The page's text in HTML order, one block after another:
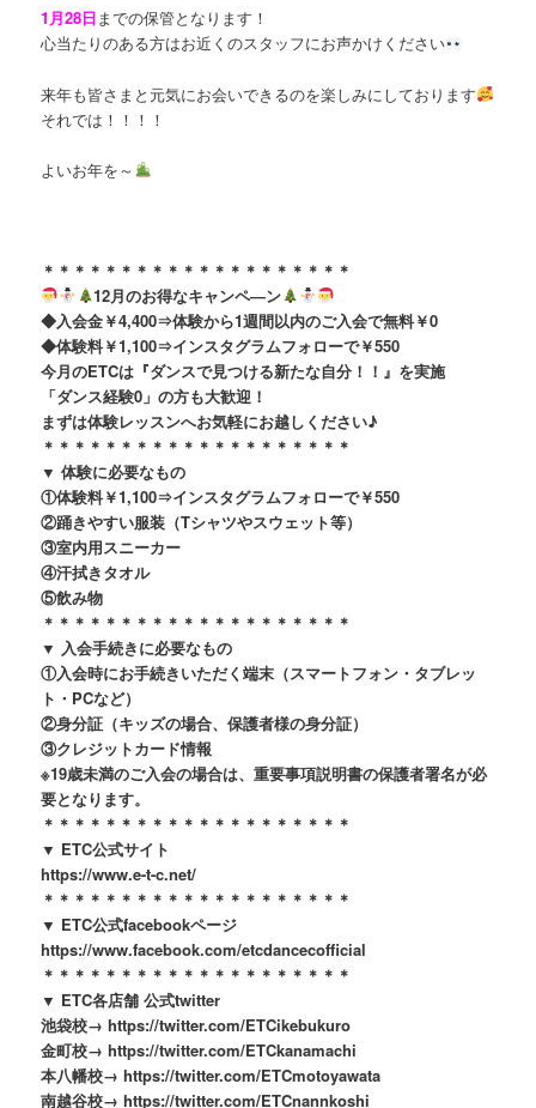
1月28日までの保管となります！
心当たりのある方はお近くのスタッフにお声かけください
来年も皆さまと元気にお会いできるのを楽しみにしております
それでは！！！！
よいお年を～
＊＊＊＊＊＊＊＊＊＊＊＊＊＊＊＊＊＊＊＊
12月のお得なキャンペ―ン
◆入会金￥4,400⇒体験から1週間以内のご入会で無料￥0
◆体験料￥1,100⇒インスタグラムフォローで￥550
今月のETCは『ダンスで見つける新たな自分！！』を実施
「ダンス経験0」の方も大歓迎！
まずは体験レッスンへお気軽にお越しください♪
＊＊＊＊＊＊＊＊＊＊＊＊＊＊＊＊＊＊＊＊
▼ 体験に必要なもの
①体験料￥1,100⇒インスタグラムフォローで￥550
②踊きやすい服装（Tシャツやスウェット等）
③室内用スニーカー
④汗拭きタオル
⑤飲み物
＊＊＊＊＊＊＊＊＊＊＊＊＊＊＊＊＊＊＊＊
▼ 入会手続きに必要なもの
①入会時にお手続きいただく端末（スマートフォン・タブレッ
ト・PCなど）
②身分証（キッズの場合、保護者様の身分証）
③クレジットカード情報
※19歳未満のご入会の場合は、重要事項説明書の保護者署名が必
要となります。
＊＊＊＊＊＊＊＊＊＊＊＊＊＊＊＊＊＊＊＊
▼ ETC公式サイト
https://www.e-t-c.net/
＊＊＊＊＊＊＊＊＊＊＊＊＊＊＊＊＊＊＊＊
▼ ETC公式facebookページ
https://www.facebook.com/etcdancecofficial
＊＊＊＊＊＊＊＊＊＊＊＊＊＊＊＊＊＊＊＊
▼ ETC各店舗 公式twitter
池袋校→ https://twitter.com/ETCikebukuro
金町校→ https://twitter.com/ETCkanamachi
本八幡校→ https://twitter.com/ETCmotoyawata
南越谷校→ https://twitter.com/ETCnannkoshi